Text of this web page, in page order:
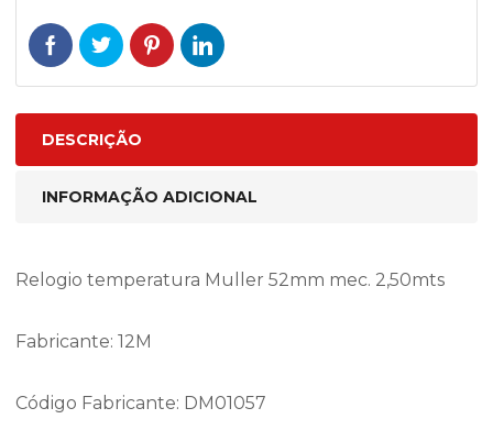
DESCRIÇÃO
INFORMAÇÃO ADICIONAL
Relogio temperatura Muller 52mm mec. 2,50mts
Fabricante: 12M
Código Fabricante: DM01057